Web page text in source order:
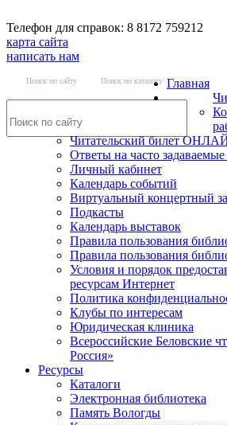
Телефон для справок: 8 8172 759212
карта сайта
написать нам
Поиск по сайту Поиск по каталогу Главная
Читательский билет
Ответы на часто
Личный кабинет
Календарь событий
Виртуальный концертный
Подкасты
Календарь выставок
Правила пользования
Правила пользования
Условия и порядок
ресурсам Интернет
Политика
Клубы по интересам
Юридическая клиника
Всероссийские Беловские
Россия»
Ресурсы
Каталоги
Электронная библиотека
Память Вологды